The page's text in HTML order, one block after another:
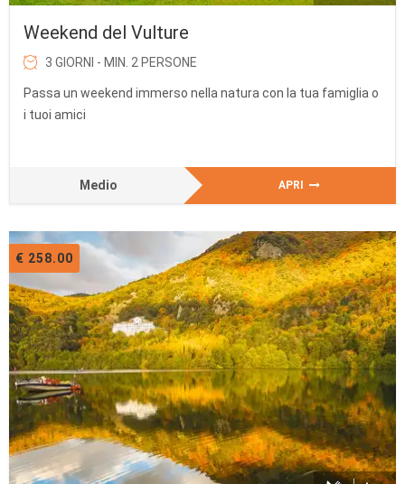
Weekend del Vulture
3 GIORNI - MIN. 2 PERSONE
Passa un weekend immerso nella natura con la tua famiglia o
i tuoi amici
Medio APRI
€ 258.00